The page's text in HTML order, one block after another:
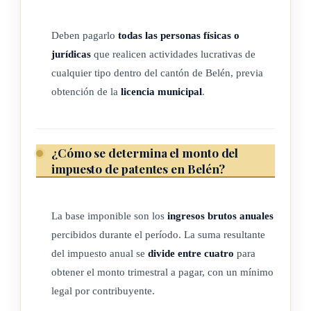
Requisito para la licencia municipal
En toda solicitud de otorgamiento, traslado o traspaso de
licencia municipal será requisito indispensable que los
Base imponible o factor determinante de la imposición
Salvo cuando en esta ley se determine un procedimiento
diferente para fijar el monto del impuesto de patentes, se
establecen como base imponible o factor determinante de la
Deben pagarlo todas las personas físicas o
jurídicas que realicen actividades lucrativas de
cualquier tipo dentro del cantón de Belén, previa
obtención de la licencia municipal.
¿Cómo se determina el monto del
impuesto de patentes en Belén?
La base imponible son los ingresos brutos anuales
percibidos durante el período. La suma resultante
del impuesto anual se divide entre cuatro para
obtener el monto trimestral a pagar, con un mínimo
legal por contribuyente.